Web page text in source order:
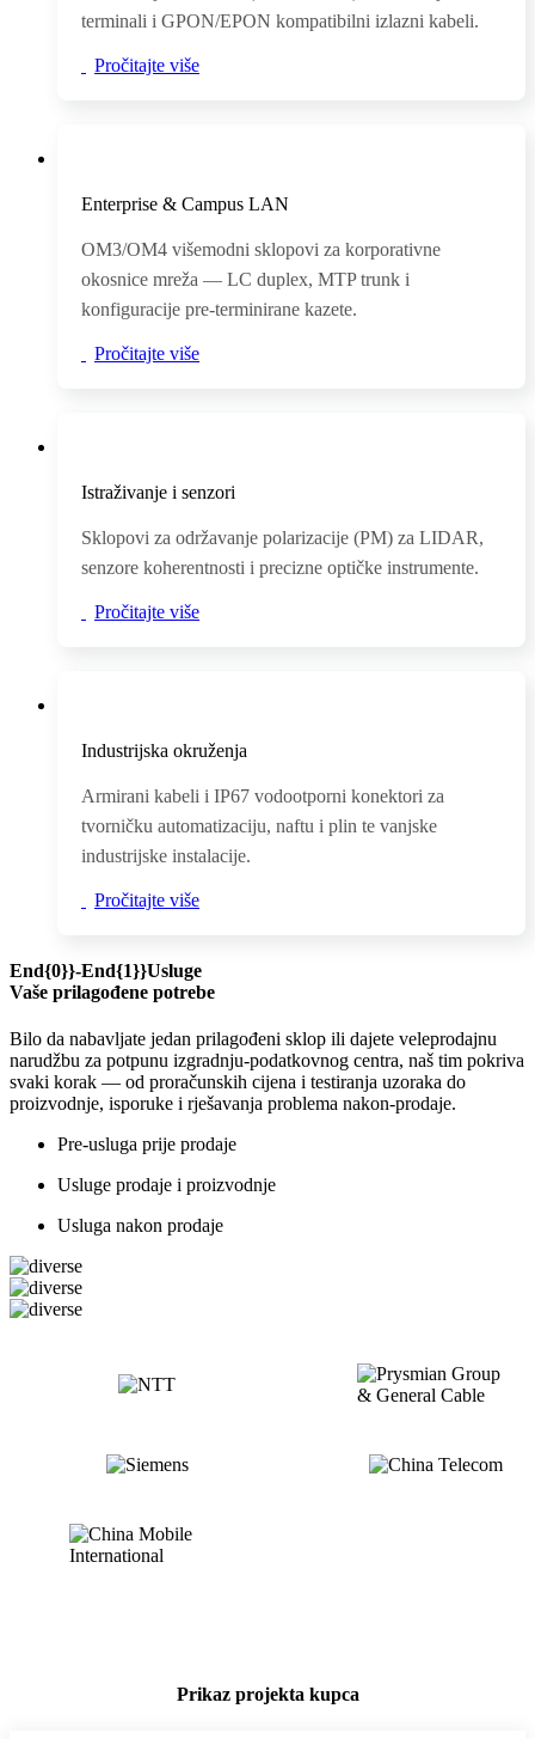
terminali i GPON/EPON kompatibilni izlazni kabeli.
Pročitajte više
Enterprise & Campus LAN
OM3/OM4 višemodni sklopovi za korporativne
okosnice mreža — LC duplex, MTP trunk i
konfiguracije pre-terminirane kazete.
Pročitajte više
Istraživanje i senzori
Sklopovi za održavanje polarizacije (PM) za LIDAR,
senzore koherentnosti i precizne optičke instrumente.
Pročitajte više
Industrijska okruženja
Armirani kabeli i IP67 vodootporni konektori za
tvorničku automatizaciju, naftu i plin te vanjske
industrijske instalacije.
Pročitajte više
End{0}}-End{1}}Usluge
Vaše prilagođene potrebe
Bilo da nabavljate jedan prilagođeni sklop ili dajete veleprodajnu
narudžbu za potpunu izgradnju-podatkovnog centra, naš tim pokriva
svaki korak — od proračunskih cijena i testiranja uzoraka do
proizvodnje, isporuke i rješavanja problema nakon-prodaje.
Pre-usluga prije prodaje
Usluge prodaje i proizvodnje
Usluga nakon prodaje
Prikaz projekta kupca